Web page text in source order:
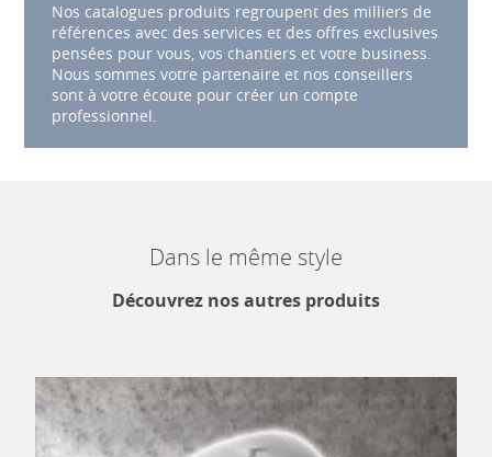
Nos catalogues produits regroupent des milliers de
références avec des services et des offres exclusives
pensées pour vous, vos chantiers et votre business.
Nous sommes votre partenaire et nos conseillers
sont à votre écoute pour créer un compte
professionnel.
Dans le même style
Découvrez nos autres produits